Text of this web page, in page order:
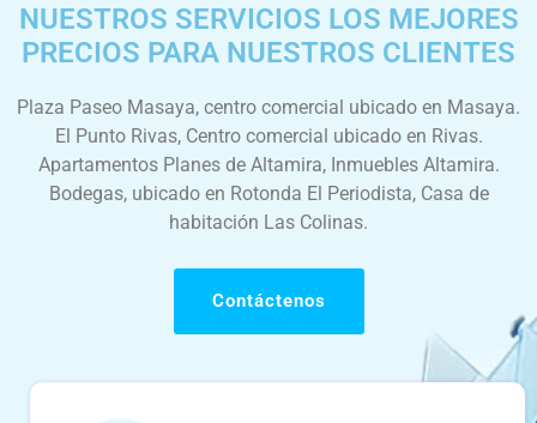
NUESTROS SERVICIOS LOS MEJORES
PRECIOS PARA NUESTROS CLIENTES
Plaza Paseo Masaya, centro comercial ubicado en Masaya.
El Punto Rivas, Centro comercial ubicado en Rivas.
Apartamentos Planes de Altamira, Inmuebles Altamira.
Bodegas, ubicado en Rotonda El Periodista, Casa de
habitación Las Colinas.
Contáctenos